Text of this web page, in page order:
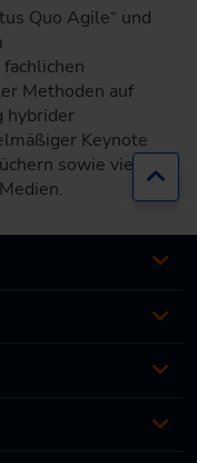
Quo Agile“ und
Methoden auf
hybrider
Keynote
sowie vielfach